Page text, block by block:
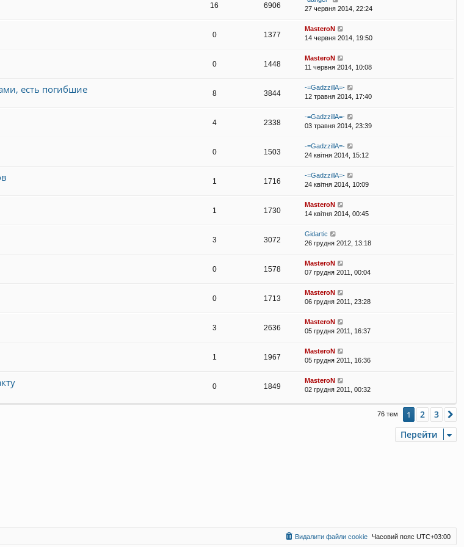
16 6906
27 червня 2014, 22:24
0 1377
MasteroN
14 червня 2014, 19:50
0 1448
MasteroN
11 червня 2014, 10:08
есть погибшие 8 3844
-=GadzzillA=-
12 травня 2014, 17:40
4 2338
-=GadzzillA=-
03 травня 2014, 23:39
0 1503
-=GadzzillA=-
24 квітня 2014, 15:12
1 1716
-=GadzzillA=-
24 квітня 2014, 10:09
1 1730
MasteroN
14 квітня 2014, 00:45
3 3072
Gidartic
26 грудня 2012, 13:18
0 1578
MasteroN
07 грудня 2011, 00:04
0 1713
MasteroN
06 грудня 2011, 23:28
3 2636
MasteroN
05 грудня 2011, 16:37
1 1967
MasteroN
05 грудня 2011, 16:36
0 1849
MasteroN
02 грудня 2011, 00:32
76 тем 1 2 3
Перейти
Часовий пояс UTC+03:00
Видалити файли cookie